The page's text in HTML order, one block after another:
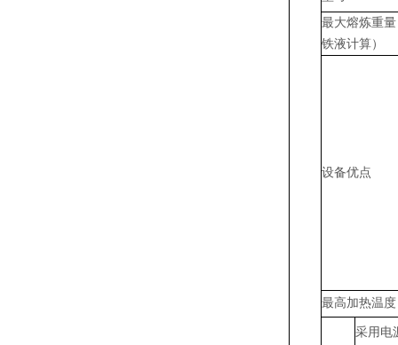
最大熔炼重
铁液计算）
设备优点
最高加热温度
采用电